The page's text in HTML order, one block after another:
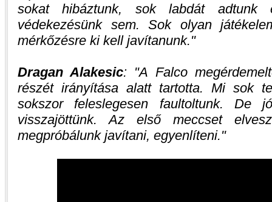
sokat hibáztunk, sok labdát
védekezésünk sem. Sok olyan
mérkőzésre ki kell javítanunk.
Dragan Alakesic:
A Falco
részét irányítása alatt tartotta. Mi sok
sokszor feleslegesen faultoltunk. De
visszajöttünk. Az első meccset
megpróbálunk javítani, egyenlíteni.